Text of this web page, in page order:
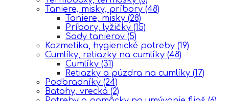
Taniere, misky, príbory (48)
Taniere, misky (28)
Príbory, lyžičky (15)
Sady tanierov (5)
Kozmetika, hygienické potreby (19)
Cumlíky, retiazky na cumlíky (48)
Cumlíky (31)
Retiazky a púzdra na cumlíky (17)
Podbradníky (24)
Batohy, vrecká (2)